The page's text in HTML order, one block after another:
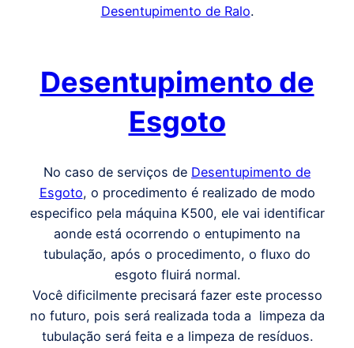
Desentupimento de Ralo.
Desentupimento de
Esgoto
No caso de serviços de Desentupimento de
Esgoto, o procedimento é realizado de modo
especifico pela máquina K500, ele vai identificar
aonde está ocorrendo o entupimento na
tubulação, após o procedimento, o fluxo do
esgoto fluirá normal.
Você dificilmente precisará fazer este processo
no futuro, pois será realizada toda a limpeza da
tubulação será feita e a limpeza de resíduos.